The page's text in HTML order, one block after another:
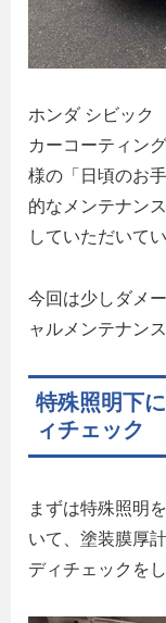
ホンダ シビック
カーコーティン
様の「日頃のお
的なメンテナン
していただいてい
今回は少しダメ
ャルメンテナン
特殊照明下
ィチェック
まずは特殊照明
いて、塗装膜厚
ディチェックを